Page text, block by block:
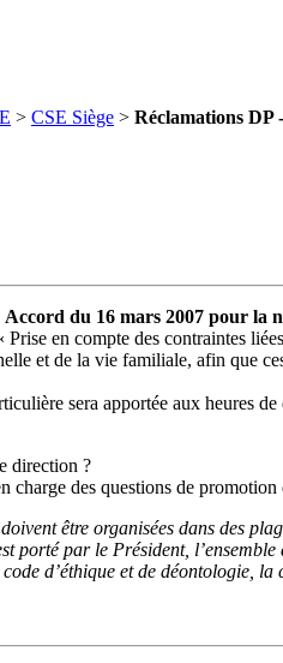
> CSE Siège > Réclamations DP
Accord du 16 mars 2007 pour la
en compte des contraintes
et de la vie familiale, afin que
sera apportée aux heures
direction ?
charge des questions de
être organisées dans des
par le Président,
d’éthique et de déontologie,